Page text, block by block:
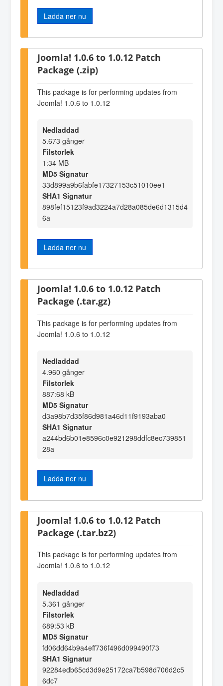
Ladda ner nu
Joomla! 1.0.6 to 1.0.12 Patch
Package (.zip)
This package is for performing updates from
Joomla! 1.0.6 to 1.0.12
Nedladdad
5.673 gånger
Filstorlek
1:34 MB
MD5 Signatur
33d899a9b6fabfe17327153c51010ee1
SHA1 Signatur
898fef15123f9ad3224a7d28a085de6d1315d4
6a
Ladda ner nu
Joomla! 1.0.6 to 1.0.12 Patch
Package (.tar.gz)
This package is for performing updates from
Joomla! 1.0.6 to 1.0.12
Nedladdad
4.960 gånger
Filstorlek
887:68 kB
MD5 Signatur
d3a98b7d35f86d981a46d11f9193aba0
SHA1 Signatur
a244bd6b01e8596c0e921298ddfc8ec739851
28a
Ladda ner nu
Joomla! 1.0.6 to 1.0.12 Patch
Package (.tar.bz2)
This package is for performing updates from
Joomla! 1.0.6 to 1.0.12
Nedladdad
5.361 gånger
Filstorlek
689:53 kB
MD5 Signatur
fd06dd64b9a4eff736f496d099490f73
SHA1 Signatur
92284edb65cd3d9e25172ca7b598d706d2c5
6dc7